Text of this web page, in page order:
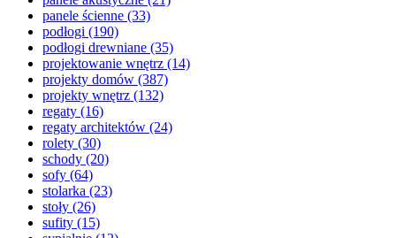
panele ścienne (33)
podłogi (190)
podłogi drewniane (35)
projektowanie wnętrz (14)
projekty domów (387)
projekty wnętrz (132)
regaty (16)
regaty architektów (24)
rolety (30)
schody (20)
sofy (64)
stolarka (23)
stoły (26)
sufity (15)